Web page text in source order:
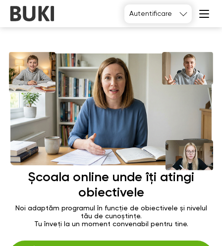
Autentificare
Școala online unde îți atingi
obiectivele
Noi adaptăm programul în funcție de obiectivele și nivelul
tău de cunoștințe.
Tu înveți la un moment convenabil pentru tine.
Alegeți